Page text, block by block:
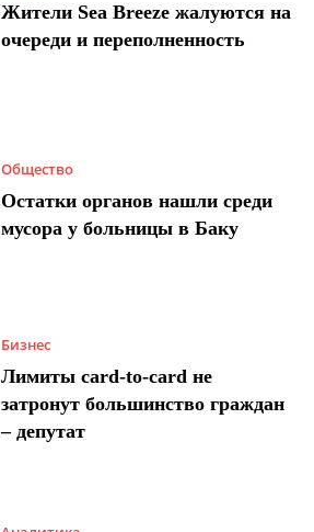
Жители Sea Breeze жалуются на
очереди и переполненность
Общество
Остатки органов нашли среди
мусора у больницы в Баку
Бизнес
Лимиты card-to-card не
затронут большинство граждан
– депутат